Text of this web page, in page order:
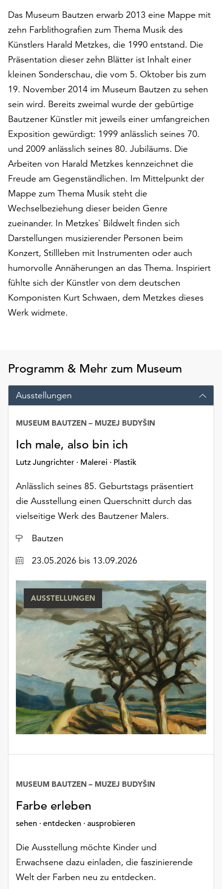
auf
„Alle
akzeptieren“,
um
alle
zu
akzeptieren.
Sie
können
Ihr
Einverständnis
jederzeit
ändern
und
widerrufen.
Dafür
steht
am
Ende
der
Seite
die
Schaltfläche
„Cookie-
Einstellungen“
zur
werden
auch
ohne
Ihr
Einverständnis
weiterhin
Möchten
Sie
verwendeten
Cookies
erreichen
die
Einstellungen
über
Schaltfläche
„Auswählen“.
Weitere
Informationen
unserer
Datenschutzerklärung
dem
Impressum
Das Museum Bautzen erwarb 2013 eine Mappe mit
zehn Farblithografien zum Thema Musik des
Künstlers Harald Metzkes, die 1990 entstand. Die
Präsentation dieser zehn Blätter ist Inhalt einer
kleinen Sonderschau, die vom 5. Oktober bis zum
19. November 2014 im Museum Bautzen zu sehen
sein wird. Bereits zweimal wurde der gebürtige
Bautzener Künstler mit jeweils einer umfangreichen
Exposition gewürdigt: 1999 anlässlich seines 70.
und 2009 anlässlich seines 80. Jubiläums. Die
Arbeiten von Harald Metzkes kennzeichnet die
Freude am Gegenständlichen. Im Mittelpunkt der
Mappe zum Thema Musik steht die
Wechselbeziehung dieser beiden Genre
zueinander. In Metzkes` Bildwelt finden sich
Darstellungen musizierender Personen beim
Konzert, Stillleben mit Instrumenten oder auch
humorvolle Annäherungen an das Thema. Inspiriert
fühlte sich der Künstler von dem deutschen
Komponisten Kurt Schwaen, dem Metzkes dieses
Werk widmete.
Programm & Mehr zum Museum
Ausstellungen
Ich male, also bin ich
Lutz Jungrichter · Malerei · Plastik
MUSEUM BAUTZEN – MUZEJ BUDYŠIN
Anlässlich seines 85. Geburtstags präsentiert
die Ausstellung einen Querschnitt durch das
vielseitige Werk des Bautzener Malers.
Ort
Bautzen
Datum23.05.2026 bis 13.09.2026
AUSSTELLUNGEN
Farbe erleben
sehen · entdecken · ausprobieren
MUSEUM BAUTZEN – MUZEJ BUDYŠIN
Die Ausstellung möchte Kinder und
Erwachsene dazu einladen, die faszinierende
Welt der Farben neu zu entdecken.